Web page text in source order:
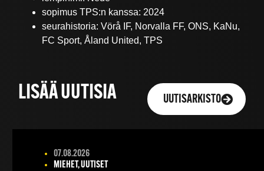
sopimus TPS:n kanssa: 2024
seurahistoria: Vörå IF, Norvalla FF, ONS, KaNu,
FC Sport, Åland United, TPS
LISÄÄ UUTISIA UUTISARKISTO
07.08.2026
MIEHET, UUTISET